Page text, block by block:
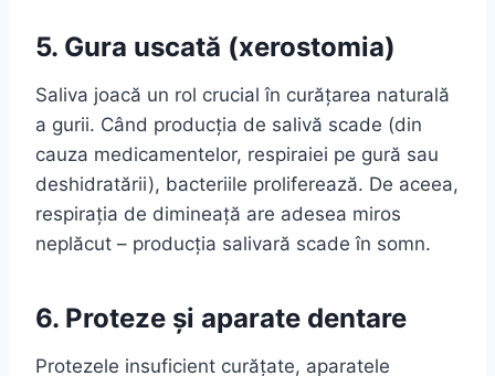
5. Gura uscată (xerostomia)
Saliva joacă un rol crucial în curățarea naturală
a gurii. Când producția de salivă scade (din
cauza medicamentelor, respiraiei pe gură sau
deshidratării), bacteriile proliferează. De aceea,
respirația de dimineață are adesea miros
neplăcut – producția salivară scade în somn.
6. Proteze și aparate dentare
Protezele insuficient curățate, aparatele